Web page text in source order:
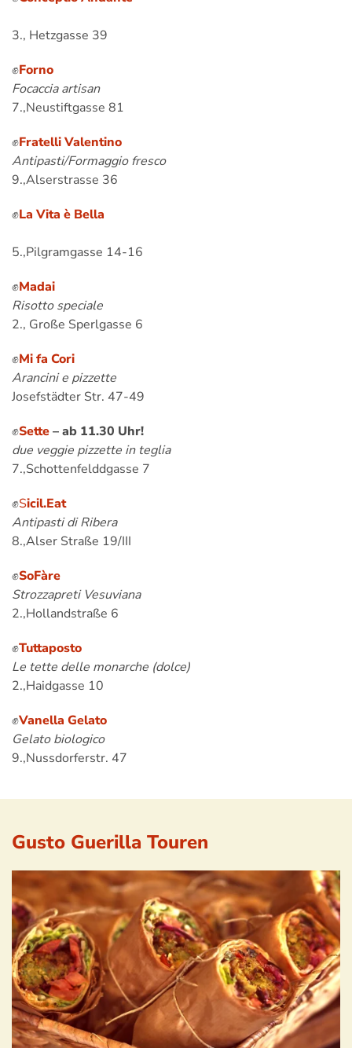
3., Hetzgasse 39
✊Forno
Focaccia artisan
7.,Neustiftgasse 81
✊Fratelli Valentino
Antipasti/Formaggio fresco
9.,Alserstrasse 36
✊La Vita è Bella
5.,Pilgramgasse 14-16
✊Madai
Risotto speciale
2., Große Sperlgasse 6
✊Mi fa Cori
Arancini e pizzette
Josefstädter Str. 47-49
✊Sette– ab 11.30 Uhr!
due veggie pizzette in teglia
7.,Schottenfelddgasse 7
✊Sicil.Eat
Antipasti di Ribera
8.,Alser Straße 19/III
✊SoFàre
Strozzapreti Vesuviana
2.,Hollandstraße 6
✊Tuttaposto
Le tette delle monarche (dolce)
2.,Haidgasse 10
✊Vanella Gelato
Gelato biologico
9.,Nussdorferstr. 47
Gusto Guerilla Touren